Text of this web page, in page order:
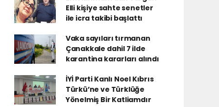
Elli kişiye sahte senetler
ile icra takibi başlattı
Vaka sayıları tırmanan
Çanakkale dahil 7 ilde
karantina kararları alındı
İYİ Parti Kanlı Noel Kıbrıs
Türkü’ne ve Türklüğe
Yönelmiş Bir Katliamdır